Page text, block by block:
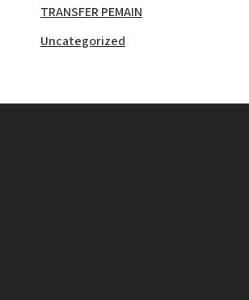
TRANSFER PEMAIN
Uncategorized